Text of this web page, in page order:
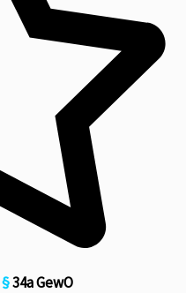
§34a GewO